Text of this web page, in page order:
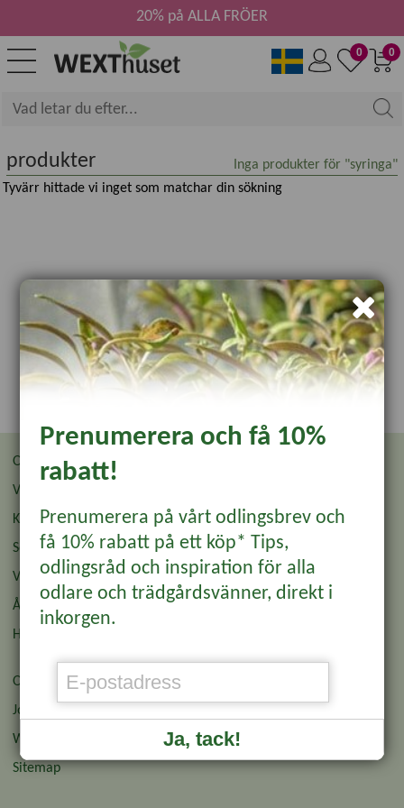
0
0
20% på ALLA FRÖER
produkter
Inga produkter för "syringa"
Tyvärr hittade vi inget som matchar din sökning​
Om oss
Villkor
Kontakt & Butik
Sommarbutiken
Vanliga frågor
Ångra köp
Hållbarhet & Miljö
Odlingsbrev
Wexthuset Garden Club
Affiliate
Pressinformation
Om cookies och GDPR
Jobba hos oss
Wexthuset Japan
Sitemap
Prenumerera och få 10%
rabatt!
Prenumerera på vårt odlingsbrev och
få 10% rabatt på ett köp* Tips,
odlingsråd och inspiration för alla
odlare och trädgårdsvänner, direkt i
inkorgen.
Ja, tack!